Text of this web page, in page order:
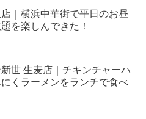
｜横浜中華街で平日のお昼
を楽しんできた！
世 生麦店｜チキンチャーハ
くラーメンをランチで食べ